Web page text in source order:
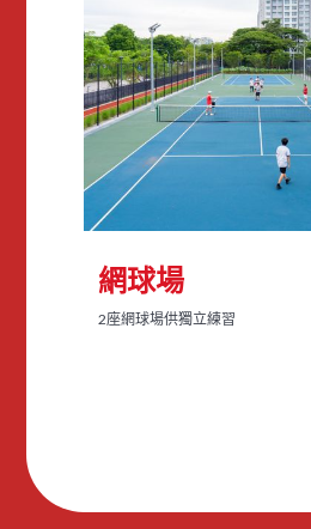
網球場
2座網球場供獨立練習